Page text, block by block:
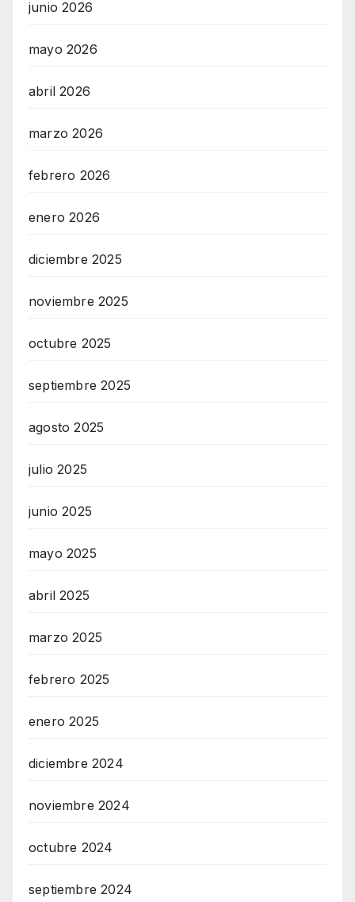
junio 2026
mayo 2026
abril 2026
marzo 2026
febrero 2026
enero 2026
diciembre 2025
noviembre 2025
octubre 2025
septiembre 2025
agosto 2025
julio 2025
junio 2025
mayo 2025
abril 2025
marzo 2025
febrero 2025
enero 2025
diciembre 2024
noviembre 2024
octubre 2024
septiembre 2024